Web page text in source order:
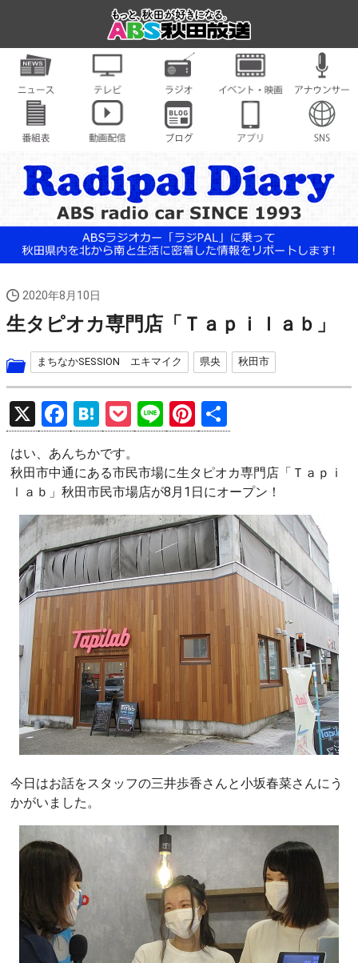
2020年8月10日
生タピオカ専門店「Ｔａｐｉｌａｂ」
まちなかSESSION エキマイク 県央 秋田市
X
F
a
ce
b
o
o
k
H
at
e
n
a
P
o
ck
et
Li
n
e
Pi
nt
er
es
t
有
はい、あんちかです。
秋田市中通にある市民市場に生タピオカ専門店「Ｔａｐｉ
ｌａｂ」秋田市民市場店が8月1日にオープン！
今日はお話をスタッフの三井歩香さんと小坂春菜さんにう
かがいました。